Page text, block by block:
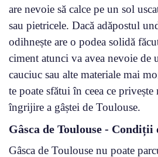
are nevoie să calce pe un sol
sau pietricele. Dacă adăpostul
odihnește are o podea solidă
ciment atunci va avea nevoie de
cauciuc sau alte materiale mai
te poate sfătui în ceea ce privește
îngrijire a gâștei de Toulouse.
Gâsca de Toulouse - Condiții
Gâsca de Toulouse nu poate